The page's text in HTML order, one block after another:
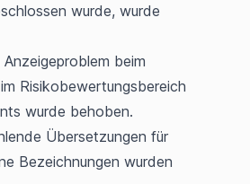
wurde, wurde
Anzeigeproblem beim
Risikobewertungsbereich
wurde behoben.
Übersetzungen für
Bezeichnungen wurden